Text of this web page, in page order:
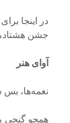
در اینجا
جشن
آوای هنر
نغمه‌ها، بس
همچو گنجی